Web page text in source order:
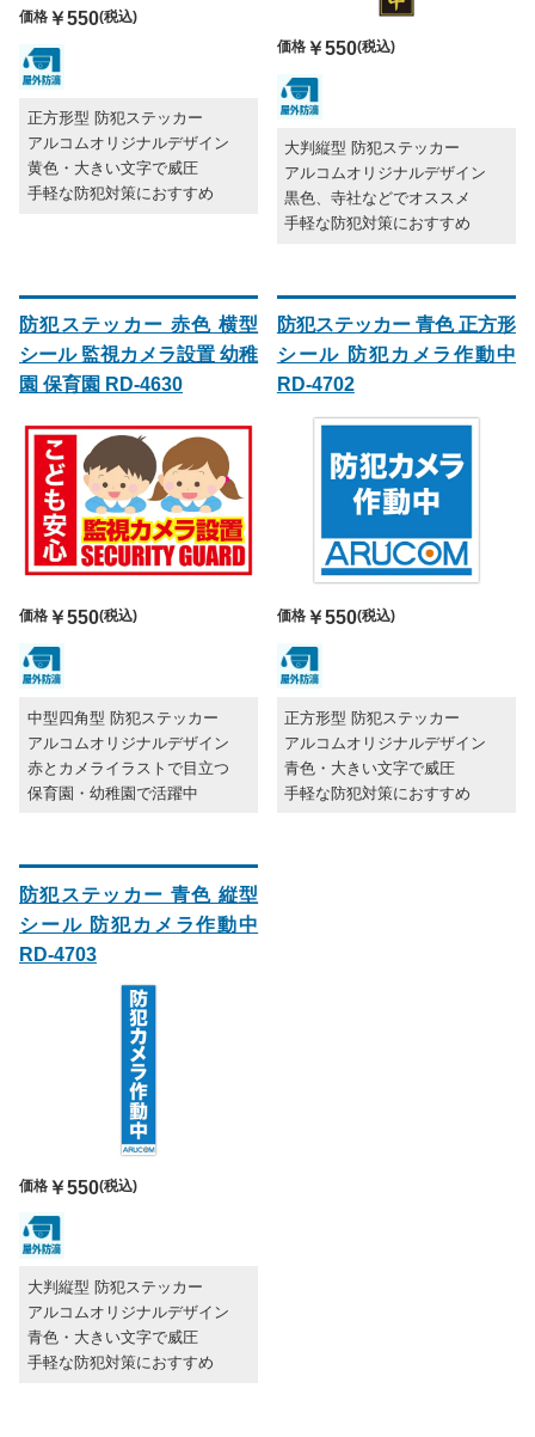
価格 ￥550(税込)
正方形型 防犯ステッカー
アルコムオリジナルデザイン
黄色・大きい文字で威圧
手軽な防犯対策におすすめ
価格￥550(税込)
大判縦型 防犯ステッカー
アルコムオリジナルデザイン
黒色、寺社などでオススメ
手軽な防犯対策におすすめ
防犯ステッカー 赤色 横型
シール 監視カメラ設置 幼稚
園 保育園 RD-4630
価格 ￥550(税込)
中型四角型 防犯ステッカー
アルコムオリジナルデザイン
赤とカメライラストで目立つ
保育園・幼稚園で活躍中
防犯ステッカー 青色 正方形
シール 防犯カメラ作動中
RD-4702
価格￥550(税込)
正方形型 防犯ステッカー
アルコムオリジナルデザイン
青色・大きい文字で威圧
手軽な防犯対策におすすめ
防犯ステッカー 青色 縦型
シール 防犯カメラ作動中
RD-4703
価格 ￥550(税込)
大判縦型 防犯ステッカー
アルコムオリジナルデザイン
青色・大きい文字で威圧
手軽な防犯対策におすすめ